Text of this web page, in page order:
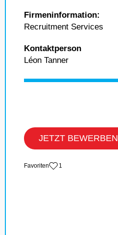
Firmeninformation:
Recruitment Services
Kontaktperson
Léon Tanner
JETZT BEWERBEN
‏Favoriten 1